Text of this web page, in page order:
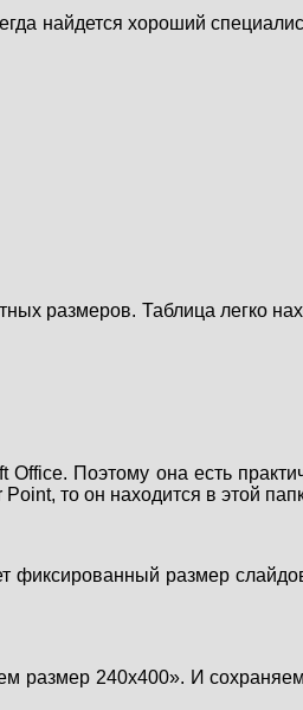
найдется хороший
размеров. Таблица легко
Office. Поэтому она есть
то он находится в этой
фиксированный размер
размер 240x400». И